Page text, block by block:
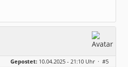
Gepostet: 10.04.2025 - 21:10 Uhr · #5